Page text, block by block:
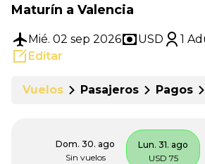
Maturín a Valencia
Mié. 02 sep 2026 USD 1
Editar
Vuelos Pasajeros Pagos
Dom. 30. ago
Sin vuelos
Lun. 31. ago
USD 75